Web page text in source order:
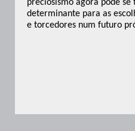
preciosismo agora pode se
determinante para as
e torcedores num futuro